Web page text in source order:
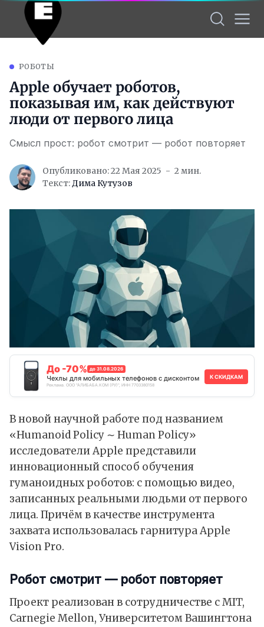
РОБОТЫ
Apple обучает роботов,
показывая им, как действуют
люди от первого лица
Смысл прост: робот смотрит — робот повторяет
Опубликовано: 22 Мая 2025
2 мин.
Текст:Дима Кутузов
До -70% до 31.08.2026
Чехлы для мобильных телефонов с дисконтом
Реклама. ООО "АЛИБАБА.КОМ (РУ)", ИНН 7703380158
К СКИДКАМ
В новой научной работе под названием
«Humanoid Policy ∼ Human Policy»
исследователи Apple представили
инновационный способ обучения
гуманоидных роботов: с помощью видео,
записанных реальными людьми от первого
лица. Причём в качестве инструмента
захвата использовалась гарнитура Apple
Vision Pro.
Робот смотрит — робот повторяет
Проект реализован в сотрудничестве с MIT,
Carnegie Mellon, Университетом Вашингтона